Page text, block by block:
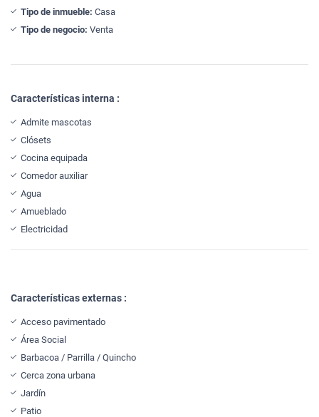
Tipo de inmueble: Casa
Tipo de negocio: Venta
Características interna :
Admite mascotas
Clósets
Cocina equipada
Comedor auxiliar
Agua
Amueblado
Electricidad
Características externas :
Acceso pavimentado
Área Social
Barbacoa / Parrilla / Quincho
Cerca zona urbana
Jardín
Patio